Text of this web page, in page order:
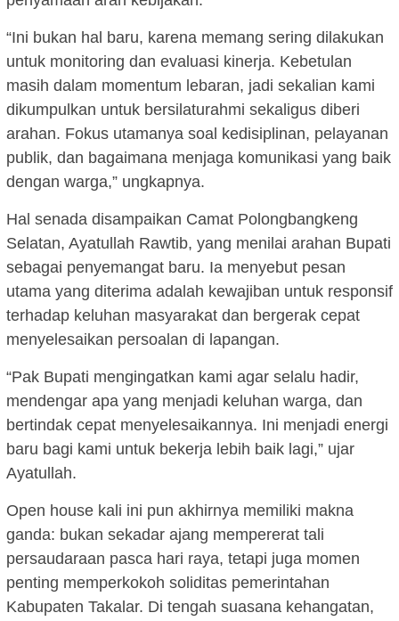
“Ini bukan hal baru, karena memang sering dilakukan
untuk monitoring dan evaluasi kinerja. Kebetulan
masih dalam momentum lebaran, jadi sekalian kami
dikumpulkan untuk bersilaturahmi sekaligus diberi
arahan. Fokus utamanya soal kedisiplinan, pelayanan
publik, dan bagaimana menjaga komunikasi yang baik
dengan warga,” ungkapnya.
Hal senada disampaikan Camat Polongbangkeng
Selatan, Ayatullah Rawtib, yang menilai arahan Bupati
sebagai penyemangat baru. Ia menyebut pesan
utama yang diterima adalah kewajiban untuk responsif
terhadap keluhan masyarakat dan bergerak cepat
menyelesaikan persoalan di lapangan.
“Pak Bupati mengingatkan kami agar selalu hadir,
mendengar apa yang menjadi keluhan warga, dan
bertindak cepat menyelesaikannya. Ini menjadi energi
baru bagi kami untuk bekerja lebih baik lagi,” ujar
Ayatullah.
Open house kali ini pun akhirnya memiliki makna
ganda: bukan sekadar ajang mempererat tali
persaudaraan pasca hari raya, tetapi juga momen
penting memperkokoh soliditas pemerintahan
Kabupaten Takalar. Di tengah suasana kehangatan,